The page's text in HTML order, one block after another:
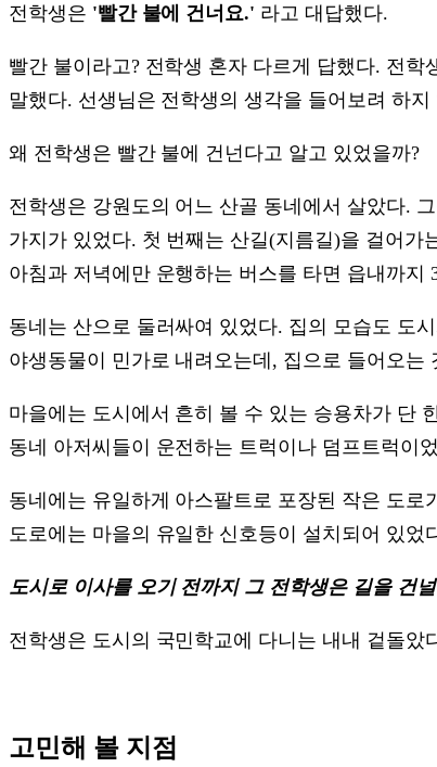
전학생은 '빨간 불에 건너요.' 라고 대답했다.
빨간 불이라고? 전학생 혼자 다르게 답했다. 전
말했다. 선생님은 전학생의 생각을 들어보려 하
왜 전학생은 빨간 불에 건넌다고 알고 있었을까?
전학생은 강원도의 어느 산골 동네에서 살았다.
가지가 있었다. 첫 번째는 산길(지름길)을 걸어가
아침과 저녁에만 운행하는 버스를 타면 읍내까
동네는 산으로 둘러싸여 있었다. 집의 모습도 도
야생동물이 민가로 내려오는데, 집으로 들어오
마을에는 도시에서 흔히 볼 수 있는 승용차가 단
동네 아저씨들이 운전하는 트럭이나 덤프트럭이
동네에는 유일하게 아스팔트로 포장된 작은 도
도로에는 마을의 유일한 신호등이 설치되어 있
도시로 이사를 오기 전까지 그 전학생은 길을 건
전학생은 도시의 국민학교에 다니는 내내 겉돌았
고민해 볼 지점